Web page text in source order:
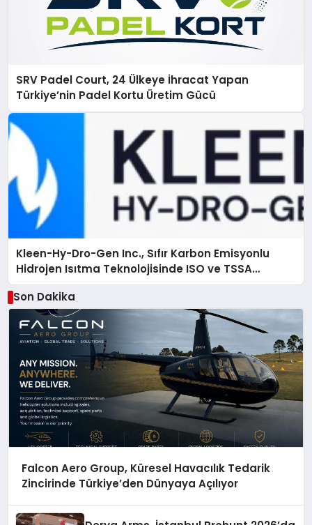
SRV Padel Court, 24 Ülkeye İhracat Yapan
Türkiye’nin Padel Kortu Üretim Gücü
Kleen-Hy-Dro-Gen Inc., Sıfır Karbon Emisyonlu
Hidrojen Isıtma Teknolojisinde ISO ve TSSA
Düzenleyici Onaylarını Aldı
Son Dakika
Falcon Aero Group, Küresel Havacılık Tedarik
Zincirinde Türkiye’den Dünyaya Açılıyor